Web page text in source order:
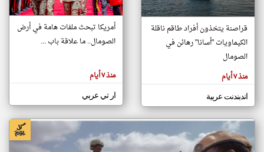
تغيير الدولة
اخبار الصومال على مدار الساعة
أهم اخبار الصومال العاجلة والمباشرة
المقالات
هنا عن
وجهة
كاتبيها.
قراصنة يتخذون أفراد طاقم ناقلة
الكيماويات "أسانا" رهائن في
الصومال
منذ ٧ أيام
اندبندنت عربية
أمريكا تبحث ملفات هامة في أرض
الصومال.. ما علاقة باب ...
منذ ٧ أيام
ار تي عربي
klyoum.com